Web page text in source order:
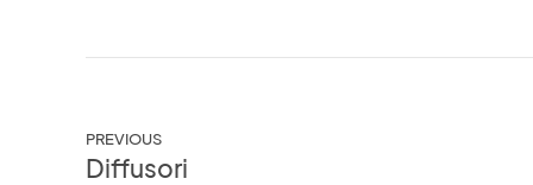
PREVIOUS
Diffusori